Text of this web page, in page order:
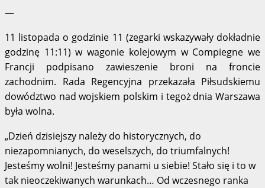
—
11 listopada o godzinie 11 (zegarki wskazywały dokładnie
godzinę 11:11) w wagonie kolejowym w Compiegne we
Francji podpisano zawieszenie broni na froncie
zachodnim. Rada Regencyjna przekazała Piłsudskiemu
dowództwo nad wojskiem polskim i tegoż dnia Warszawa
była wolna.
„Dzień dzisiejszy należy do historycznych, do
niezapomnianych, do weselszych, do triumfalnych!
Jesteśmy wolni! Jesteśmy panami u siebie! Stało się i to w
tak nieoczekiwanych warunkach… Od wczesnego ranka